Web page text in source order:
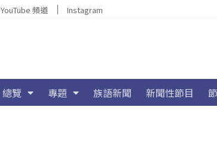
YouTube 頻道 Instagram
總覽 專題 族語新聞 新聞性節目